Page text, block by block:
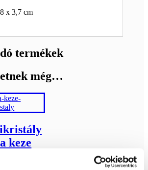
x 3,7 cm
termékek
még…
keze